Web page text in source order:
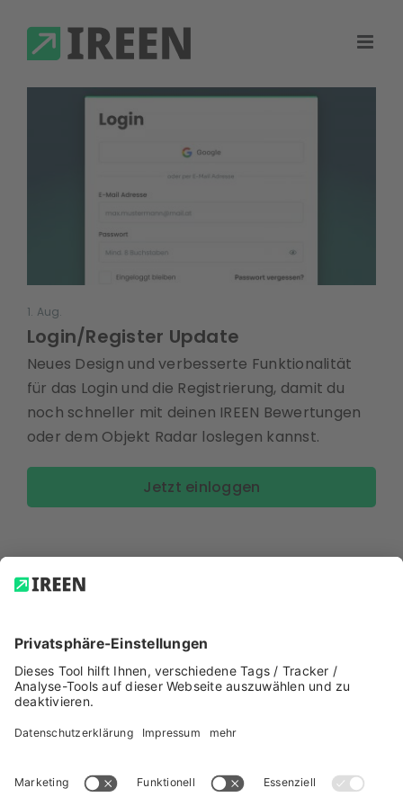
content
1. Aug.
Login/Register Update
Neues Design und verbesserte Funktionalität
für das Login und die Registrierung, damit du
noch schneller mit deinen IREEN Bewertungen
oder dem Objekt Radar loslegen kannst.
Jetzt einloggen
© 2023 Ireen GmbH. Impressum| AGB| Datenschutz|Über das